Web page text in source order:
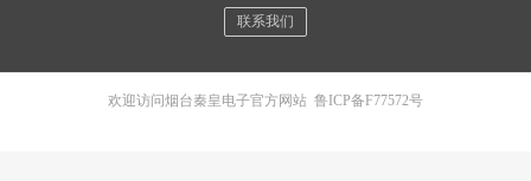
联系我们
欢迎访问烟台秦皇电子官方网站 鲁ICP备F77572号